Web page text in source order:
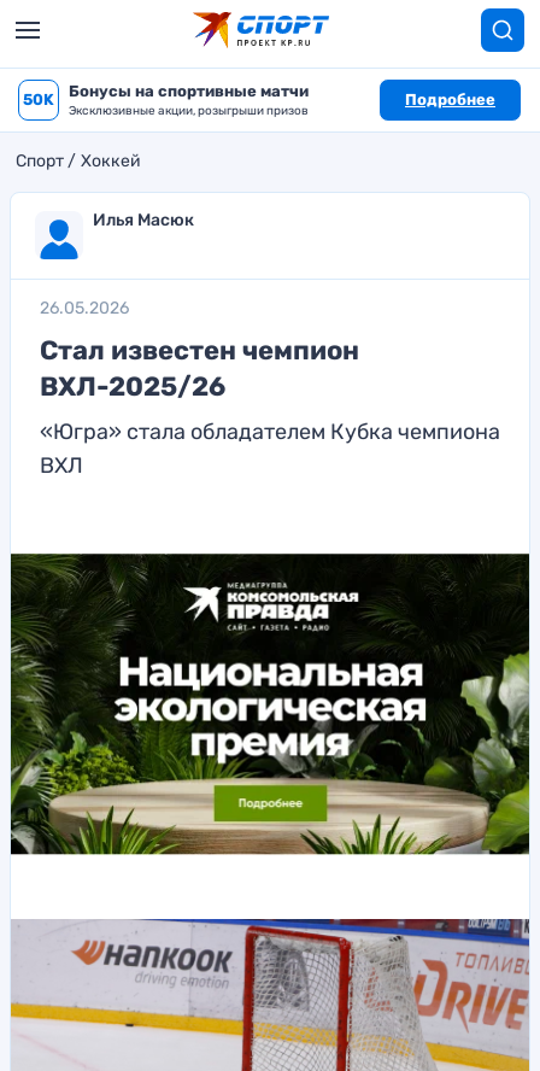
50K Бонусы на спортивные матчи
Эксклюзивные акции, розыгрыши призов
Подробнее
Спорт Хоккей
Илья Масюк
26.05.2026
Стал известен чемпион
ВХЛ-2025/26
«Югра» стала обладателем Кубка чемпиона
ВХЛ